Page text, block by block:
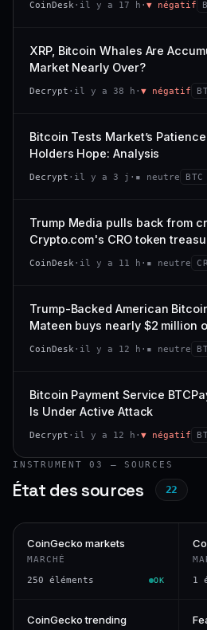
−0,1 %
−0,1 % #29
CONFIANCE
477 M$ 1
+0,6 %
−94,7 %
CONFIANCE
CoinDesk · il y a 17 h · ▼ négatif
XRP, Bitcoin Whales Are
Market Nearly Over?
Decrypt · il y a 38 h · ▼ négatif
Bitcoin Tests Market’s
Holders Hope: Analysis
Decrypt · il y a 3 j · ▪ neutre BTC
Trump Media pulls back from
Crypto.com's CRO token
CoinDesk · il y a 11 h · ▪ neutre
Trump-Backed American
Mateen buys nearly $2 million
CoinDesk · il y a 12 h · ▪ neutre
Bitcoin Payment Service
Is Under Active Attack
Decrypt · il y a 12 h · ▼ négatif
INSTRUMENT 03 — SOURCES
État des sources 22
CoinGecko markets
MARCHÉ
250 éléments OK 1
CoinGecko trending